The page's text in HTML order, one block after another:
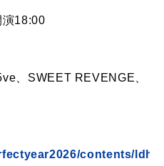
18:00
、SWEET REVENGE、
contents/ldh-